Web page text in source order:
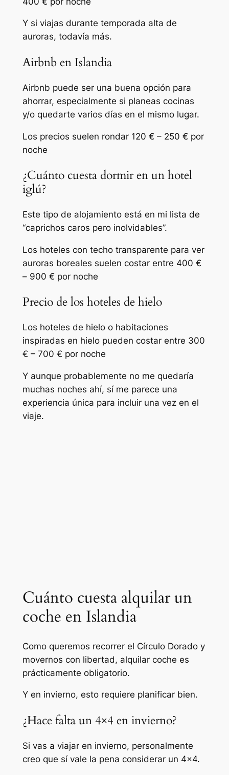
Y si viajas durante temporada alta de
auroras, todavía más.
Airbnb en Islandia
Airbnb puede ser una buena opción para
ahorrar, especialmente si planeas cocinas
y/o quedarte varios días en el mismo lugar.
Los precios suelen rondar 120 € – 250 € por
noche
¿Cuánto cuesta dormir en un hotel
iglú?
Este tipo de alojamiento está en mi lista de
“caprichos caros pero inolvidables”.
Los hoteles con techo transparente para ver
auroras boreales suelen costar entre 400 €
– 900 € por noche
Precio de los hoteles de hielo
Los hoteles de hielo o habitaciones
inspiradas en hielo pueden costar entre 300
€ – 700 € por noche
Y aunque probablemente no me quedaría
muchas noches ahí, sí me parece una
experiencia única para incluir una vez en el
viaje.
Cuánto cuesta alquilar un
coche en Islandia
Como queremos recorrer el Círculo Dorado y
movernos con libertad, alquilar coche es
prácticamente obligatorio.
Y en invierno, esto requiere planificar bien.
¿Hace falta un 4×4 en invierno?
Si vas a viajar en invierno, personalmente
creo que sí vale la pena considerar un 4×4.